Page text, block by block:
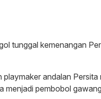
tunggal kemenangan
andalan
menjadi pembobol